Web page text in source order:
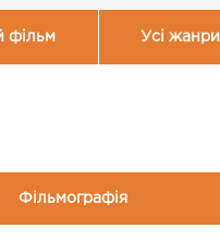
фільм Усі жанри
Фільмографія